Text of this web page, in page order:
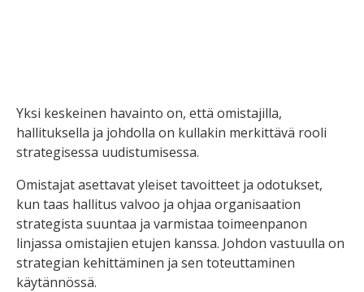
Yksi keskeinen havainto on, että omistajilla,
hallituksella ja johdolla on kullakin merkittävä rooli
strategisessa uudistumisessa.
Omistajat asettavat yleiset tavoitteet ja odotukset,
kun taas hallitus valvoo ja ohjaa organisaation
strategista suuntaa ja varmistaa toimeenpanon
linjassa omistajien etujen kanssa. Johdon vastuulla on
strategian kehittäminen ja sen toteuttaminen
käytännössä.